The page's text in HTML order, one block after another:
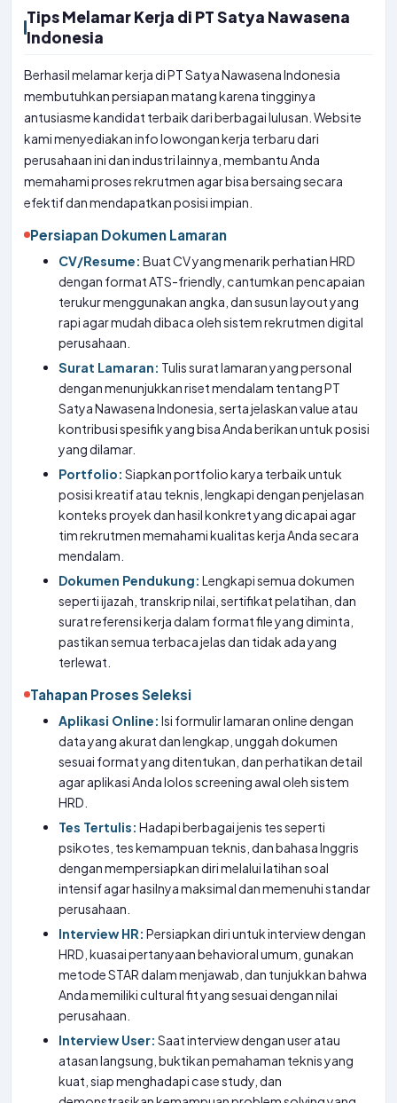
Tips Melamar Kerja di PT Satya Nawasena
Indonesia
Berhasil melamar kerja di PT Satya Nawasena Indonesia
membutuhkan persiapan matang karena tingginya
antusiasme kandidat terbaik dari berbagai lulusan. Website
kami menyediakan info lowongan kerja terbaru dari
perusahaan ini dan industri lainnya, membantu Anda
memahami proses rekrutmen agar bisa bersaing secara
efektif dan mendapatkan posisi impian.
Persiapan Dokumen Lamaran
CV/Resume: Buat CV yang menarik perhatian HRD
dengan format ATS-friendly, cantumkan pencapaian
terukur menggunakan angka, dan susun layout yang
rapi agar mudah dibaca oleh sistem rekrutmen digital
perusahaan.
Surat Lamaran: Tulis surat lamaran yang personal
dengan menunjukkan riset mendalam tentang PT
Satya Nawasena Indonesia, serta jelaskan value atau
kontribusi spesifik yang bisa Anda berikan untuk posisi
yang dilamar.
Portfolio: Siapkan portfolio karya terbaik untuk
posisi kreatif atau teknis, lengkapi dengan penjelasan
konteks proyek dan hasil konkret yang dicapai agar
tim rekrutmen memahami kualitas kerja Anda secara
mendalam.
Dokumen Pendukung: Lengkapi semua dokumen
seperti ijazah, transkrip nilai, sertifikat pelatihan, dan
surat referensi kerja dalam format file yang diminta,
pastikan semua terbaca jelas dan tidak ada yang
terlewat.
Tahapan Proses Seleksi
Aplikasi Online: Isi formulir lamaran online dengan
data yang akurat dan lengkap, unggah dokumen
sesuai format yang ditentukan, dan perhatikan detail
agar aplikasi Anda lolos screening awal oleh sistem
HRD.
Tes Tertulis: Hadapi berbagai jenis tes seperti
psikotes, tes kemampuan teknis, dan bahasa Inggris
dengan mempersiapkan diri melalui latihan soal
intensif agar hasilnya maksimal dan memenuhi standar
perusahaan.
Interview HR: Persiapkan diri untuk interview dengan
HRD, kuasai pertanyaan behavioral umum, gunakan
metode STAR dalam menjawab, dan tunjukkan bahwa
Anda memiliki cultural fit yang sesuai dengan nilai
perusahaan.
Interview User: Saat interview dengan user atau
atasan langsung, buktikan pemahaman teknis yang
kuat, siap menghadapi case study, dan